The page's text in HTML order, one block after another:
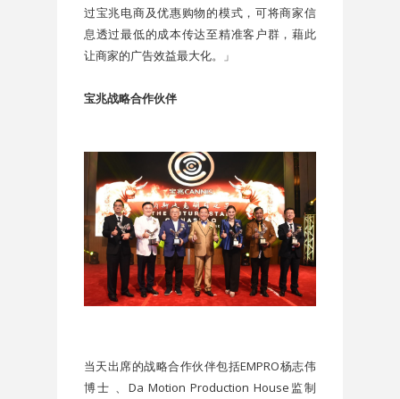
过宝兆电商及优惠购物的模式，可将商家信
息透过最低的成本传达至精准客户群，藉此
让商家的广告效益最大化。」
宝兆战略合作伙伴
当天出席的战略合作伙伴包括EMPRO杨志伟
博士 、Da Motion Production House监制